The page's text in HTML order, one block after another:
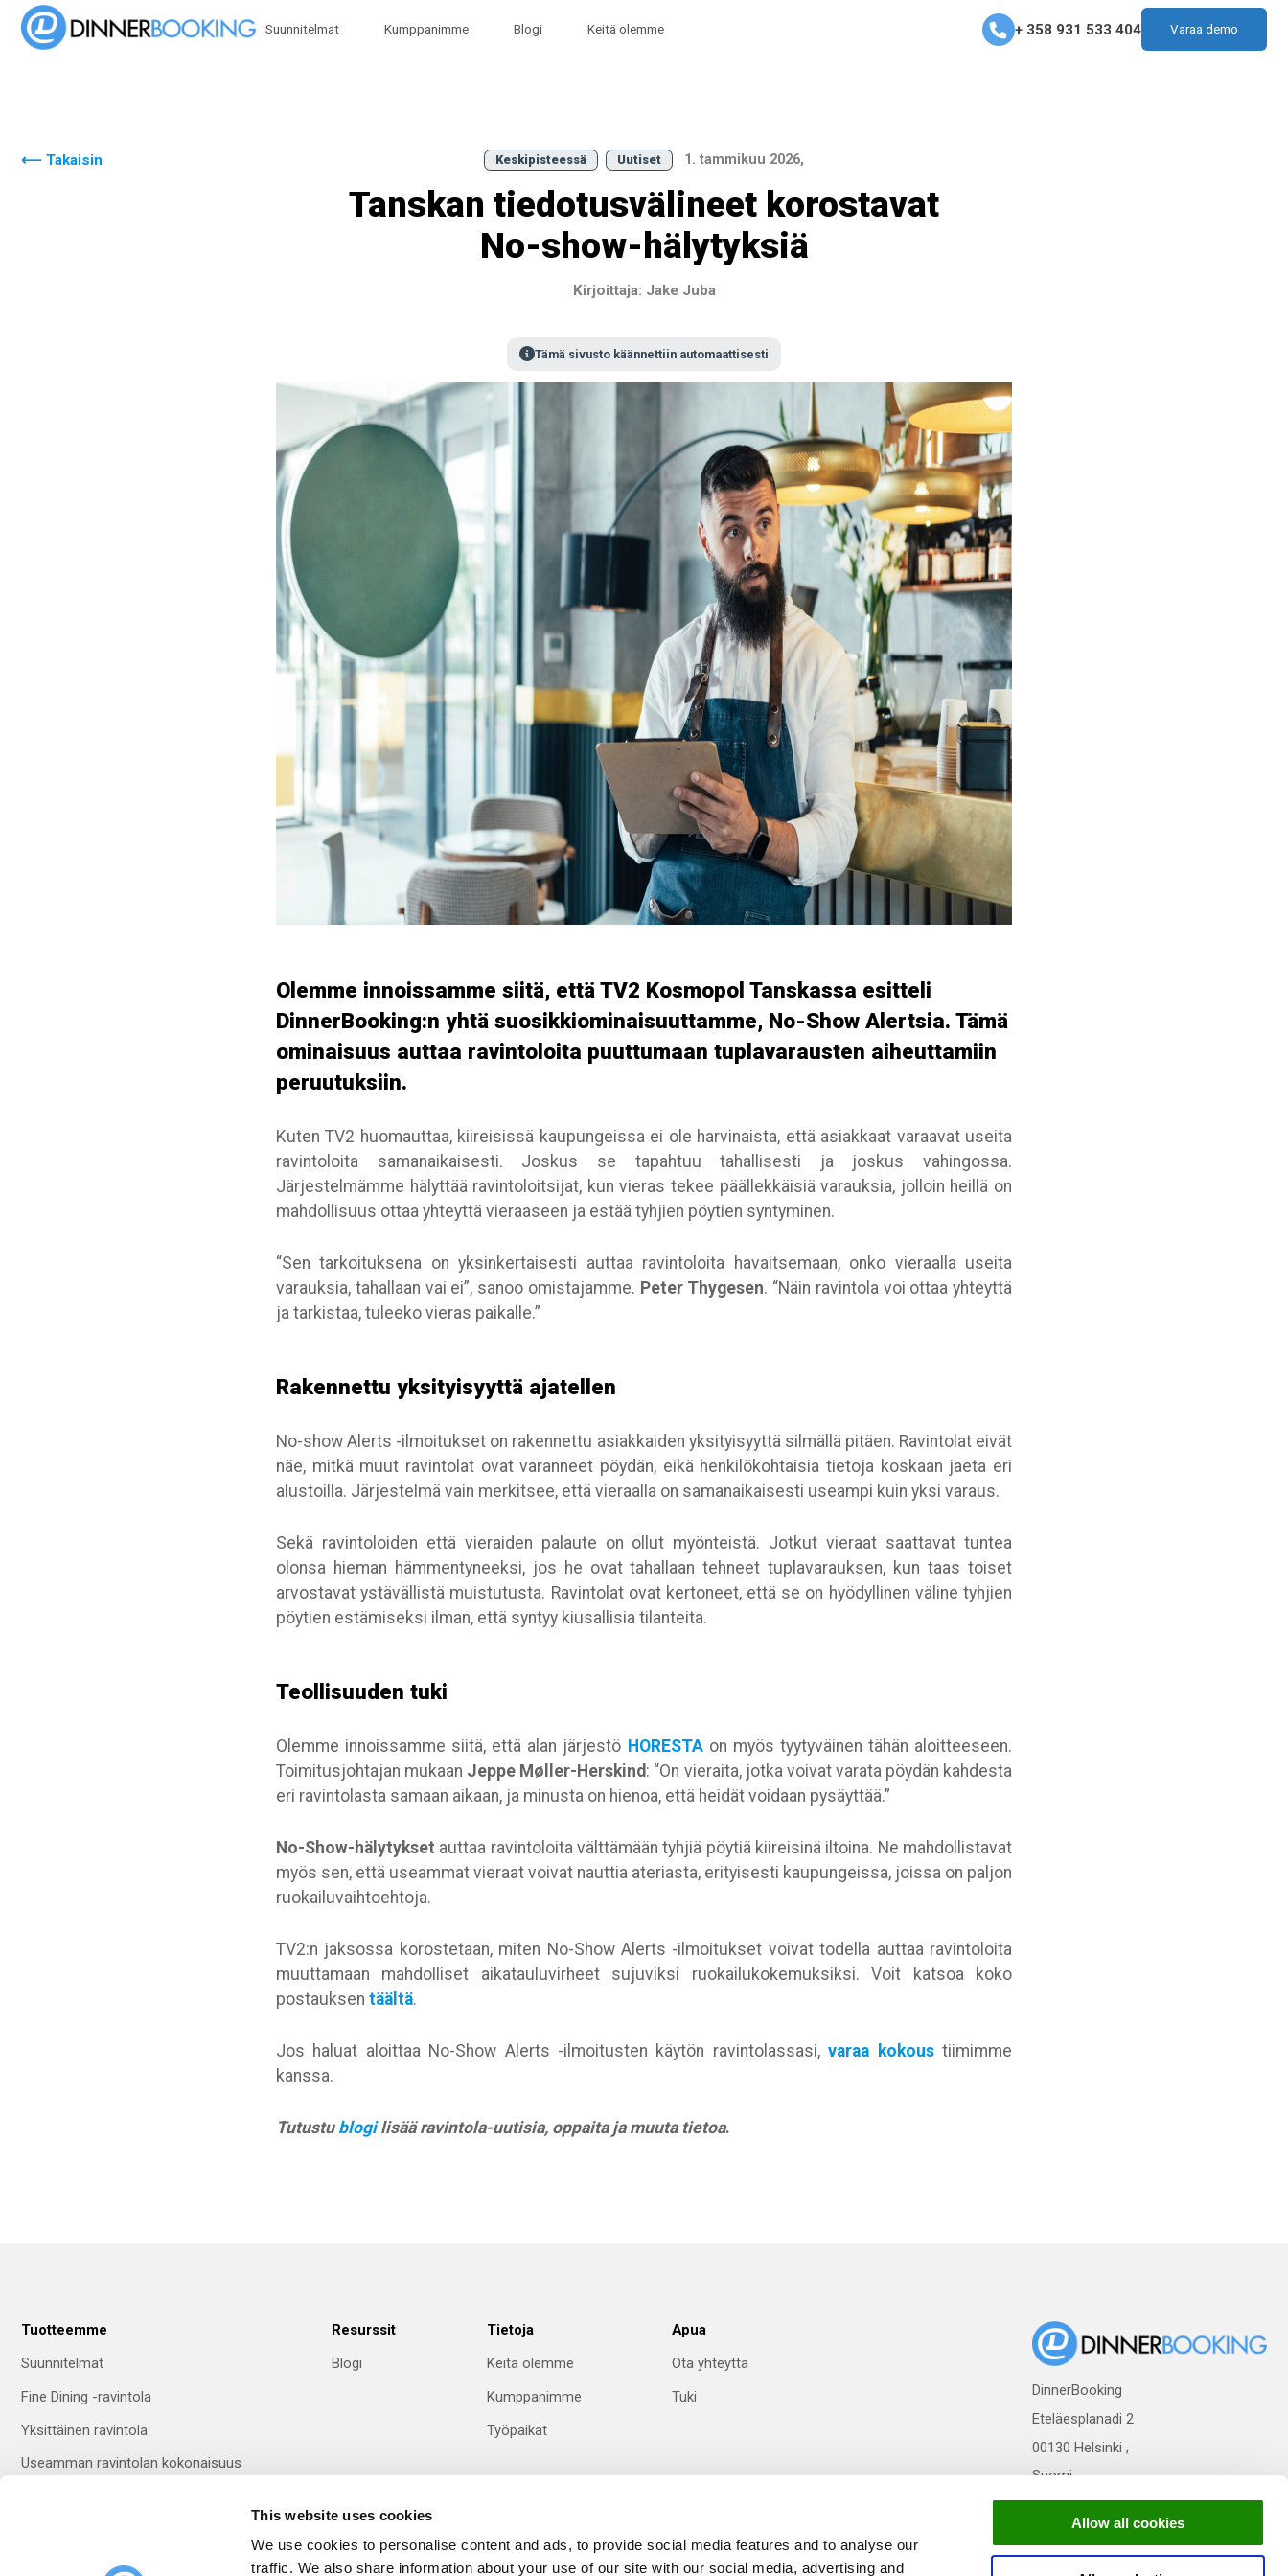
This website uses cookies
We use cookies to personalise content and ads, to provide social media features and to analyse our
traffic. We also share information about your use of our site with our social media, advertising and
Allow all cookies
Suunnitelmat Kumppanimme Blogi Keitä olemme + 358 931 533 404 Varaa demo
⟵ Takaisin Keskipisteessä Uutiset 1. tammikuu 2026,
Tanskan tiedotusvälineet korostavat
No-show-hälytyksiä
Kirjoittaja: Jake Juba
Tämä sivusto käännettiin automaattisesti
Olemme innoissamme siitä, että TV2 Kosmopol Tanskassa esitteli
DinnerBooking:n yhtä suosikkiominaisuuttamme, No-Show Alertsia. Tämä
ominaisuus auttaa ravintoloita puuttumaan tuplavarausten aiheuttamiin
peruutuksiin.
Kuten TV2 huomauttaa, kiireisissä kaupungeissa ei ole harvinaista, että asiakkaat varaavat useita
ravintoloita samanaikaisesti. Joskus se tapahtuu tahallisesti ja joskus vahingossa.
Järjestelmämme hälyttää ravintoloitsijat, kun vieras tekee päällekkäisiä varauksia, jolloin heillä on
mahdollisuus ottaa yhteyttä vieraaseen ja estää tyhjien pöytien syntyminen.
“Sen tarkoituksena on yksinkertaisesti auttaa ravintoloita havaitsemaan, onko vieraalla useita
varauksia, tahallaan vai ei”, sanoo omistajamme. Peter Thygesen. “Näin ravintola voi ottaa yhteyttä
ja tarkistaa, tuleeko vieras paikalle.”
Rakennettu yksityisyyttä ajatellen
No-show Alerts -ilmoitukset on rakennettu asiakkaiden yksityisyyttä silmällä pitäen. Ravintolat eivät
näe, mitkä muut ravintolat ovat varanneet pöydän, eikä henkilökohtaisia tietoja koskaan jaeta eri
alustoilla. Järjestelmä vain merkitsee, että vieraalla on samanaikaisesti useampi kuin yksi varaus.
Sekä ravintoloiden että vieraiden palaute on ollut myönteistä. Jotkut vieraat saattavat tuntea
olonsa hieman hämmentyneeksi, jos he ovat tahallaan tehneet tuplavarauksen, kun taas toiset
arvostavat ystävällistä muistutusta. Ravintolat ovat kertoneet, että se on hyödyllinen väline tyhjien
pöytien estämiseksi ilman, että syntyy kiusallisia tilanteita.
Teollisuuden tuki
Olemme innoissamme siitä, että alan järjestö HORESTAon myös tyytyväinen tähän aloitteeseen.
Toimitusjohtajan mukaan Jeppe Møller-Herskind: “On vieraita, jotka voivat varata pöydän kahdesta
eri ravintolasta samaan aikaan, ja minusta on hienoa, että heidät voidaan pysäyttää.”
No-Show-hälytykset auttaa ravintoloita välttämään tyhjiä pöytiä kiireisinä iltoina. Ne mahdollistavat
myös sen, että useammat vieraat voivat nauttia ateriasta, erityisesti kaupungeissa, joissa on paljon
ruokailuvaihtoehtoja.
TV2:n jaksossa korostetaan, miten No-Show Alerts -ilmoitukset voivat todella auttaa ravintoloita
muuttamaan mahdolliset aikatauluvirheet sujuviksi ruokailukokemuksiksi. Voit katsoa koko
postauksen täältä.
Jos haluat aloittaa No-Show Alerts -ilmoitusten käytön ravintolassasi, varaa kokoustiimimme
kanssa.
Tutustu blogilisää ravintola-uutisia, oppaita ja muuta tietoa.
Tuotteemme
Suunnitelmat
Fine Dining -ravintola
Yksittäinen ravintola
Useamman ravintolan kokonaisuus
Resurssit
Blogi
Tietoja
Keitä olemme
Kumppanimme
Työpaikat
Apua
Ota yhteyttä
Tuki
DinnerBooking
Eteläesplanadi 2
00130 Helsinki ,
Suomi